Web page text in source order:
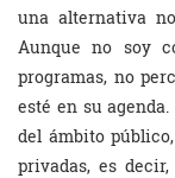
una alternativa
Aunque no soy
programas, no
esté en su
del ámbito
privadas, es